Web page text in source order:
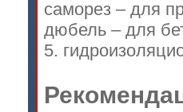
саморез – для
дюбель – для
5.